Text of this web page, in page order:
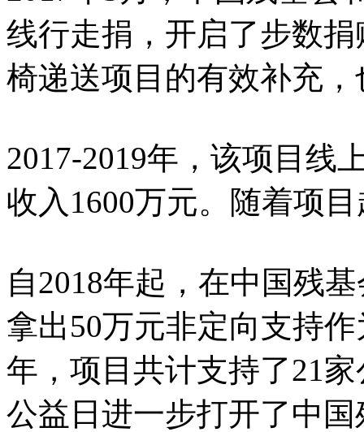
线行走捐，开启了步数
椅递送项目的有效补充
2017-2019年，该项目线
收入1600万元。随着项
自2018年起，在中国残
拿出50万元非定向支持
年，项目共计支持了21
公益日进一步打开了中